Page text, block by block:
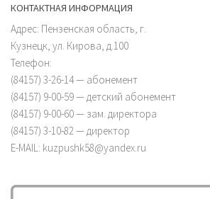
КОНТАКТНАЯ ИНФОРМАЦИЯ
Адрес: Пензенская область, г.
Кузнецк, ул. Кирова, д.100
Телефон:
(84157) 3-26-14 — абонемент
(84157) 9-00-59 — детский абонемент
(84157) 9-00-60 — зам. директора
(84157) 3-10-82 — директор
E-MAIL: kuzpushk58@yandex.ru